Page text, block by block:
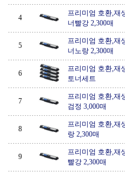
4
프리미엄 호환,재
너빨강 2,300매
5
프리미엄 호환,재
너노랑 2,300매
6
프리미엄 호환,재
토너세트
7
프리미엄 호환,재
검정 3,000매
8
프리미엄 호환,재
랑 2,300매
9
프리미엄 호환,재
빨강 2,300매